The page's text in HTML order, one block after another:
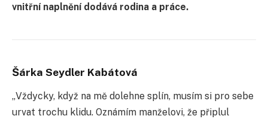
vnitřní naplnění dodává rodina a práce.
Šárka Seydler Kabátová
„Vždycky, když na mě dolehne splín, musím si pro sebe
urvat trochu klidu. Oznámím manželovi, že připlul